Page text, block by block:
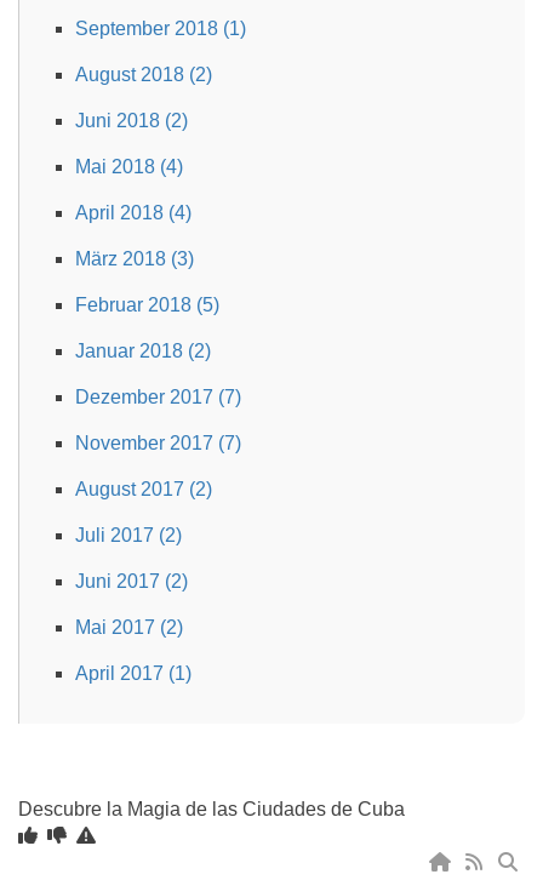
September 2018 (1)
August 2018 (2)
Juni 2018 (2)
Mai 2018 (4)
April 2018 (4)
März 2018 (3)
Februar 2018 (5)
Januar 2018 (2)
Dezember 2017 (7)
November 2017 (7)
August 2017 (2)
Juli 2017 (2)
Juni 2017 (2)
Mai 2017 (2)
April 2017 (1)
Descubre la Magia de las Ciudades de Cuba